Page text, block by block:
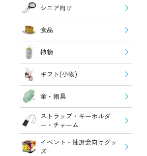
シニア向け
食品
植物
ギフト(小物)
傘・雨具
ストラップ・キーホルダ
ー・チャーム
イベント・抽選会向けグッ
ズ